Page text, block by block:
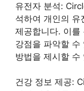
유전자 분석:
석하여 개인의 유
제공합니다. 이를
강점을 파악할 수
방법을 제시할 수
건강 정보 제공: